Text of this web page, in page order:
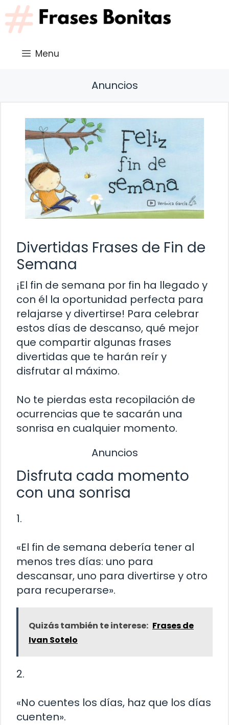
Saltar
al
contenido
Menu
Anuncios
Divertidas Frases de Fin de
Semana
¡El fin de semana por fin ha llegado y
con él la oportunidad perfecta para
relajarse y divertirse! Para celebrar
estos días de descanso, qué mejor
que compartir algunas frases
divertidas que te harán reír y
disfrutar al máximo.
No te pierdas esta recopilación de
ocurrencias que te sacarán una
sonrisa en cualquier momento.
Anuncios
Disfruta cada momento
con una sonrisa
1.
«El fin de semana debería tener al
menos tres días: uno para
descansar, uno para divertirse y otro
para recuperarse».
Quizás también te interese: Frases de
Ivan Sotelo
2.
«No cuentes los días, haz que los días
cuenten».